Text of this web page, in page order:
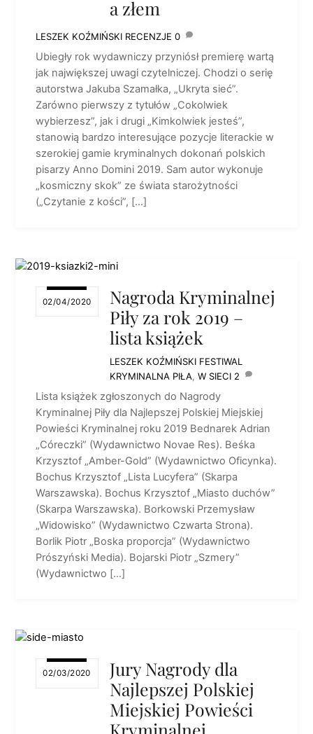
a złem
LESZEK KOŹMIŃSKI RECENZJE 0
Ubiegły rok wydawniczy przyniósł premierę wartą
jak największej uwagi czytelniczej. Chodzi o serię
autorstwa Jakuba Szamałka, „Ukryta sieć”.
Zarówno pierwszy z tytułów „Cokolwiek
wybierzesz”, jak i drugi „Kimkolwiek jesteś”,
stanowią bardzo interesujące pozycje literackie w
szerokiej gamie kryminalnych dokonań polskich
pisarzy Anno Domini 2019. Sam autor wykonuje
„kosmiczny skok” ze świata starożytności
(„Czytanie z kości”, […]
02/04/2020
Nagroda Kryminalnej
Piły za rok 2019 –
lista książek
LESZEK KOŹMIŃSKI FESTIWAL
KRYMINALNA PIŁA, W SIECI 2
Lista książek zgłoszonych do Nagrody
Kryminalnej Piły dla Najlepszej Polskiej Miejskiej
Powieści Kryminalnej roku 2019 Bednarek Adrian
„Córeczki” (Wydawnictwo Novae Res). Beśka
Krzysztof „Amber-Gold” (Wydawnictwo Oficynka).
Bochus Krzysztof „Lista Lucyfera” (Skarpa
Warszawska). Bochus Krzysztof „Miasto duchów”
(Skarpa Warszawska). Borkowski Przemysław
„Widowisko” (Wydawnictwo Czwarta Strona).
Borlik Piotr „Boska proporcja” (Wydawnictwo
Prószyński Media). Bojarski Piotr „Szmery”
(Wydawnictwo […]
02/03/2020
Jury Nagrody dla
Najlepszej Polskiej
Miejskiej Powieści
Kryminalnej